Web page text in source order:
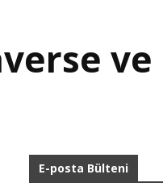
ve
E-posta Bülteni